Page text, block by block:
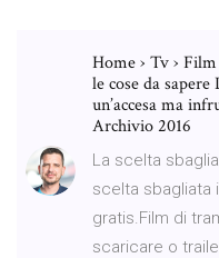
Home › Tv ›
le cose da
un’accesa ma
Archivio 2016
La scelta
scelta sbagliata
gratis.Film di
scaricare o